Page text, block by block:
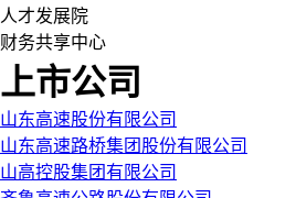
人才发展院
财务共享中心
上市公司
山东高速股份有限公司
山东高速路桥集团股份有限公司
山高控股集团有限公司